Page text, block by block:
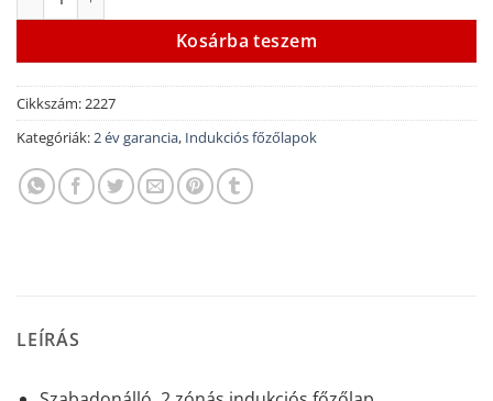
Kosárba teszem
Cikkszám:2227
Kategóriák:2 év garancia, Indukciós főzőlapok
LEÍRÁS